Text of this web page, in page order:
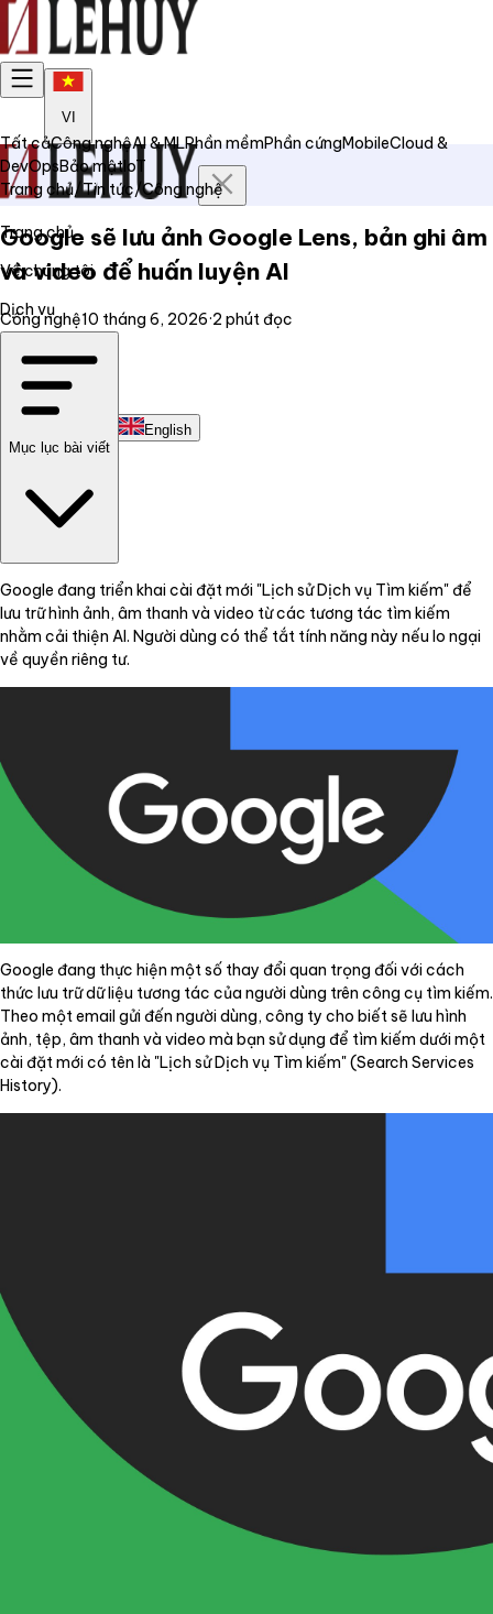
VI
Trang chủ
Về chúng tôi
Dịch vụ
Liên hệ
English
Tất cảCông nghệAI & MLPhần mềmPhần cứngMobileCloud &
DevOpsBảo mậtIoT
Trang chủ/Tin tức/Công nghệ
Google sẽ lưu ảnh Google Lens, bản ghi âm
và video để huấn luyện AI
Công nghệ10 tháng 6, 2026·2 phút đọc
Mục lục bài viết
Google đang triển khai cài đặt mới "Lịch sử Dịch vụ Tìm kiếm" để
lưu trữ hình ảnh, âm thanh và video từ các tương tác tìm kiếm
nhằm cải thiện AI. Người dùng có thể tắt tính năng này nếu lo ngại
về quyền riêng tư.
Google đang thực hiện một số thay đổi quan trọng đối với cách
thức lưu trữ dữ liệu tương tác của người dùng trên công cụ tìm kiếm.
Theo một email gửi đến người dùng, công ty cho biết sẽ lưu hình
ảnh, tệp, âm thanh và video mà bạn sử dụng để tìm kiếm dưới một
cài đặt mới có tên là "Lịch sử Dịch vụ Tìm kiếm" (Search Services
History).